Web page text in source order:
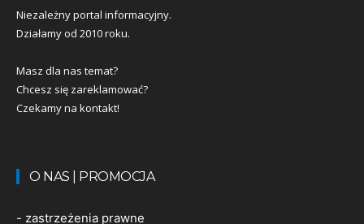
Niezależny portal informacyjny.
Działamy od 2010 roku.
Masz dla nas temat?
Chcesz się zareklamować?
Czekamy na kontakt!
O NAS | PROMOCJA
- zastrzeżenia prawne